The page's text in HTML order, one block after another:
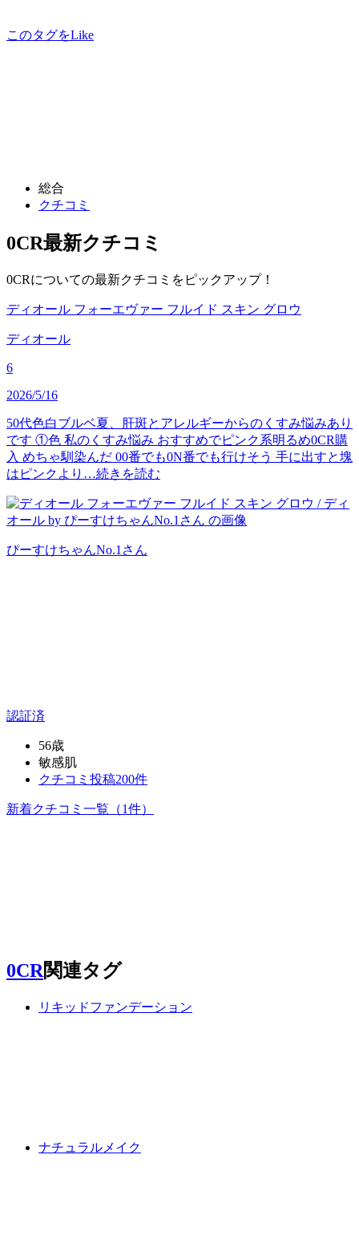
このタグをLike
総合
クチコミ
0CR最新クチコミ
0CRについての最新クチコミをピックアップ！
ディオール フォーエヴァー フルイド スキン グロウ
ディオール
6
2026/5/16
50代色白ブルベ夏、肝斑とアレルギーからのくすみ悩みあり
です ①色 私のくすみ悩み おすすめでピンク系明るめ0CR購
入 めちゃ馴染んだ 00番でも0N番でも行けそう 手に出すと塊
はピンクより…続きを読む
ぴーすけちゃんNo.1 さん
認証済
56歳
敏感肌
クチコミ投稿200件
新着クチコミ一覧 （1件）
0CR関連タグ
リキッドファンデーション
ナチュラルメイク